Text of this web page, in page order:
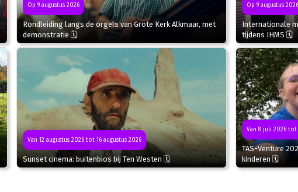
Op 9 augustus 2026
Rondleiding langs de orgels van Grote Kerk Alkmaar, met
demonstratie 🗓
Op 9 augustus 2026
Internationale
tijdens IHMS 🗓
Van 12 augustus 2026 tot 16 augustus 2026
Sunset cinema: buitenbios bij Ten Westen 🗓
Van 8 juli 2026 tot
TAS-Venture
kinderen 🗓